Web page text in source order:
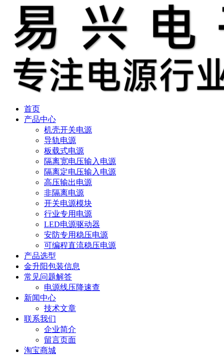
首页
产品中心
机壳开关电源
导轨电源
板载式电源
隔离宽电压输入电源
隔离定电压输入电源
高压输出电源
非隔离电源
开关电源模块
行业专用电源
LED电源驱动器
安防专用稳压电源
可编程直流稳压电源
产品选型
金升阳包装信息
常见问题解答
电源线压降速查
新闻中心
技术文章
联系我们
企业简介
留言页面
淘宝商城